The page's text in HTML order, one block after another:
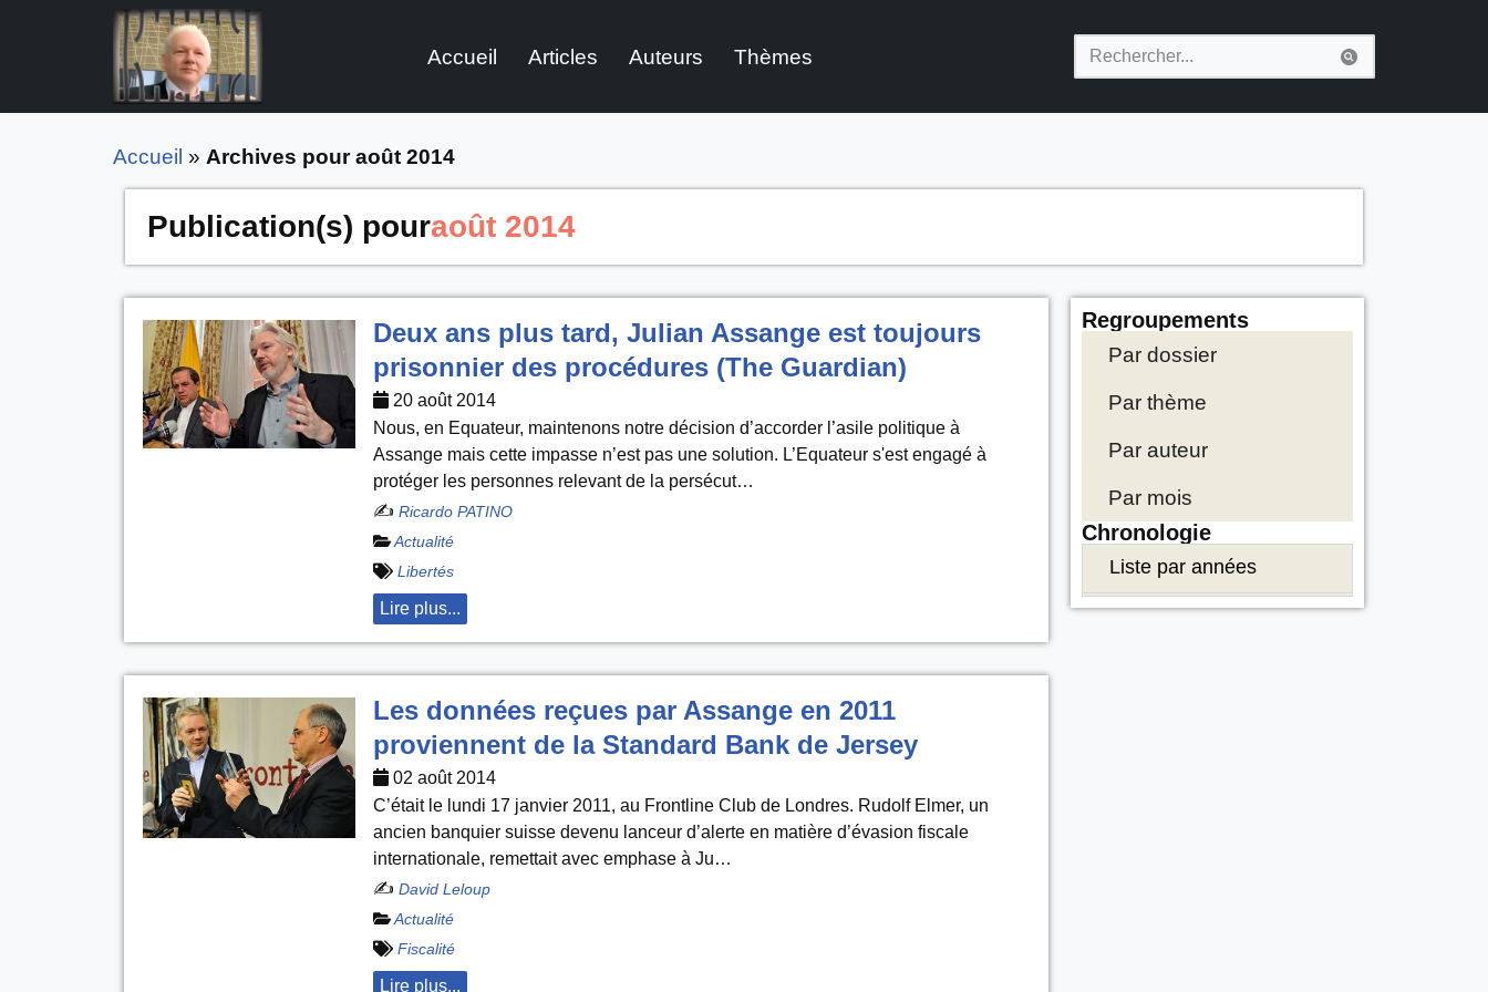
Accueil Articles Auteurs Thèmes
Accueil » Archives pour août 2014
Publication(s) pouraoût 2014
Deux ans plus tard, Julian Assange est toujours
prisonnier des procédures (The Guardian)
20 août 2014
Nous, en Equateur, maintenons notre décision d’accorder l’asile politique à
Assange mais cette impasse n’est pas une solution. L’Equateur s'est engagé à
protéger les personnes relevant de la persécut…
✍️ Ricardo PATINO
Actualité
Libertés
Lire plus...
Les données reçues par Assange en 2011
proviennent de la Standard Bank de Jersey
02 août 2014
C’était le lundi 17 janvier 2011, au Frontline Club de Londres. Rudolf Elmer, un
ancien banquier suisse devenu lanceur d’alerte en matière d’évasion fiscale
internationale, remettait avec emphase à Ju…
✍️ David Leloup
Actualité
Fiscalité
Lire plus...
Regroupements
Par dossier
Par thème
Par auteur
Par mois
Chronologie
Liste par années